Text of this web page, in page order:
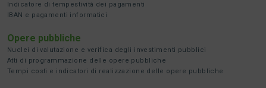
Indicatore di tempestività dei pagamenti
IBAN e pagamenti informatici
Opere pubbliche
Nuclei di valutazione e verifica degli investimenti pubblici
Atti di programmazione delle opere pubbliche
Tempi costi e indicatori di realizzazione delle opere pubbliche